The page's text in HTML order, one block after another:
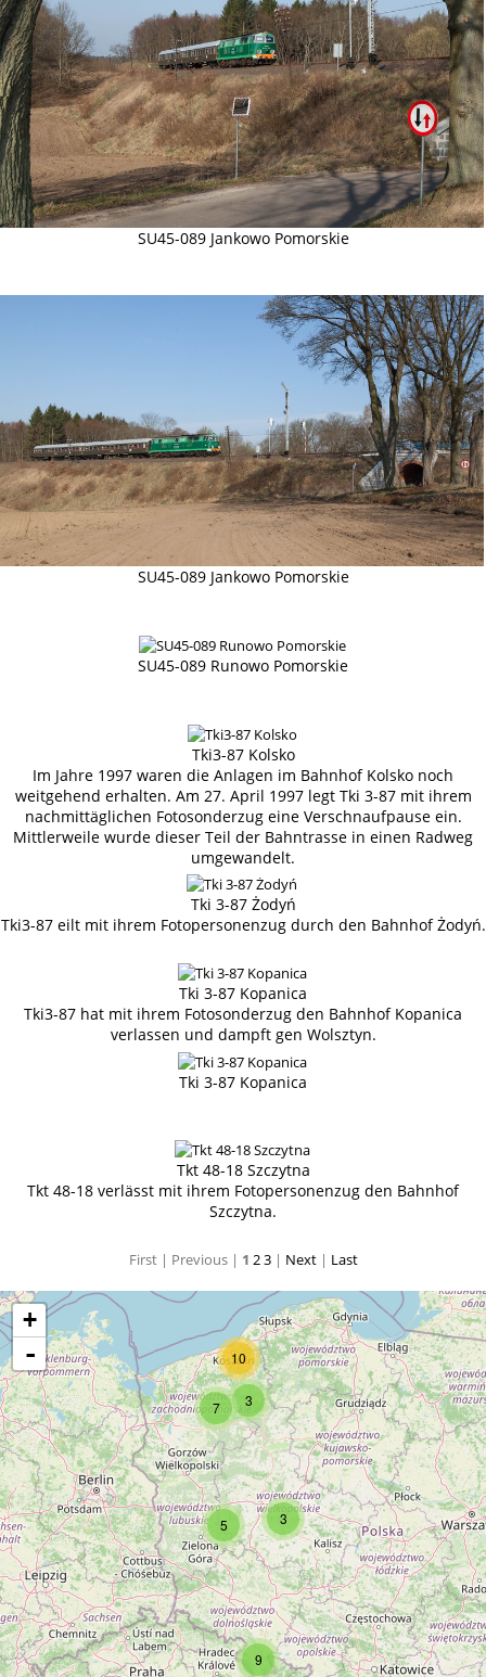
SU45-089 Jankowo Pomorskie
SU45-089 Jankowo Pomorskie
SU45-089 Runowo Pomorskie
Tki3-87 Kolsko
Im Jahre 1997 waren die Anlagen im Bahnhof Kolsko noch
weitgehend erhalten. Am 27. April 1997 legt Tki 3-87 mit ihrem
nachmittäglichen Fotosonderzug eine Verschnaufpause ein.
Mittlerweile wurde dieser Teil der Bahntrasse in einen Radweg
umgewandelt.
Tki 3-87 Żodyń
Tki3-87 eilt mit ihrem Fotopersonenzug durch den Bahnhof Żodyń.
Tki 3-87 Kopanica
Tki3-87 hat mit ihrem Fotosonderzug den Bahnhof Kopanica
verlassen und dampft gen Wolsztyn.
Tki 3-87 Kopanica
Tkt 48-18 Szczytna
Tkt 48-18 verlässt mit ihrem Fotopersonenzug den Bahnhof
Szczytna.
First | Previous | 1 23 | Next | Last
9
3
7
10
5 3
+
-